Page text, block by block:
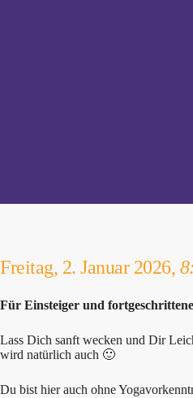
Freitag, 2. Januar 2026,
Für Einsteiger und
Lass Dich sanft wecken und Dir
wird natürlich auch 🙂
Du bist hier auch ohne